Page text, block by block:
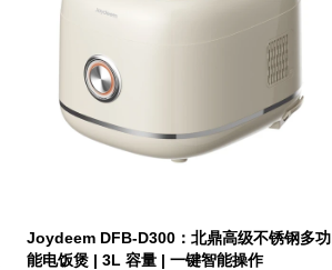
Joydeem DFB-D300：北鼎高级不锈钢多功
能电饭煲 | 3L 容量 | 一键智能操作